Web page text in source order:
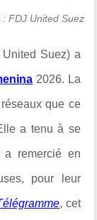
: FDJ United Suez
Suez) a
2026. La
que ce
a tenu à se
a remercié en
pour leur
, cet